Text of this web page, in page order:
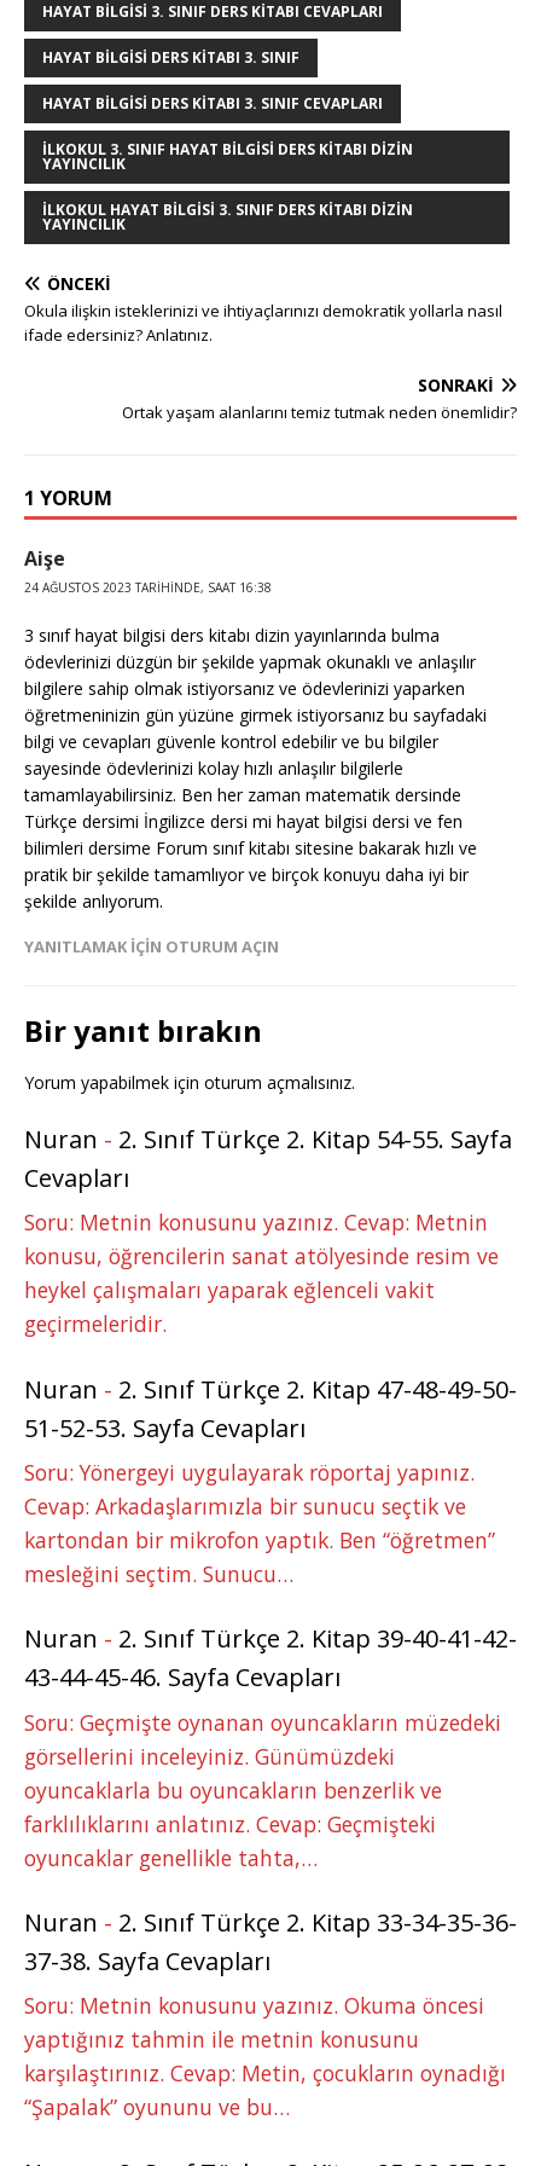
HAYAT BILGISI 3. SINIF DERS KITABI CEVAPLARI
HAYAT BILGISI DERS KITABI 3. SINIF
HAYAT BILGISI DERS KITABI 3. SINIF CEVAPLARI
ILKOKUL 3. SINIF HAYAT BILGISI DERS KITABI DIZIN
YAYINCILIK
ILKOKUL HAYAT BILGISI 3. SINIF DERS KITABI DIZIN
YAYINCILIK
ÖNCEKI
Okula ilişkin isteklerinizi ve ihtiyaçlarınızı demokratik yollarla nasıl
ifade edersiniz? Anlatınız.
SONRAKI
Ortak yaşam alanlarını temiz tutmak neden önemlidir?
1 YORUM
Aişe
24 AĞUSTOS 2023 TARIHINDE, SAAT 16:38
3 sınıf hayat bilgisi ders kitabı dizin yayınlarında bulma
ödevlerinizi düzgün bir şekilde yapmak okunaklı ve anlaşılır
bilgilere sahip olmak istiyorsanız ve ödevlerinizi yaparken
öğretmeninizin gün yüzüne girmek istiyorsanız bu sayfadaki
bilgi ve cevapları güvenle kontrol edebilir ve bu bilgiler
sayesinde ödevlerinizi kolay hızlı anlaşılır bilgilerle
tamamlayabilirsiniz. Ben her zaman matematik dersinde
Türkçe dersimi İngilizce dersi mi hayat bilgisi dersi ve fen
bilimleri dersime Forum sınıf kitabı sitesine bakarak hızlı ve
pratik bir şekilde tamamlıyor ve birçok konuyu daha iyi bir
şekilde anlıyorum.
YANITLAMAK IÇIN OTURUM AÇIN
Bir yanıt bırakın
Yorum yapabilmek için oturum açmalısınız.
Nuran - 2. Sınıf Türkçe 2. Kitap 54-55. Sayfa
Cevapları
Soru: Metnin konusunu yazınız. Cevap: Metnin
konusu, öğrencilerin sanat atölyesinde resim ve
heykel çalışmaları yaparak eğlenceli vakit
geçirmeleridir.
Nuran - 2. Sınıf Türkçe 2. Kitap 47-48-49-50-
51-52-53. Sayfa Cevapları
Soru: Yönergeyi uygulayarak röportaj yapınız.
Cevap: Arkadaşlarımızla bir sunucu seçtik ve
kartondan bir mikrofon yaptık. Ben “öğretmen”
mesleğini seçtim. Sunucu…
Nuran - 2. Sınıf Türkçe 2. Kitap 39-40-41-42-
43-44-45-46. Sayfa Cevapları
Soru: Geçmişte oynanan oyuncakların müzedeki
görsellerini inceleyiniz. Günümüzdeki
oyuncaklarla bu oyuncakların benzerlik ve
farklılıklarını anlatınız. Cevap: Geçmişteki
oyuncaklar genellikle tahta,…
Nuran - 2. Sınıf Türkçe 2. Kitap 33-34-35-36-
37-38. Sayfa Cevapları
Soru: Metnin konusunu yazınız. Okuma öncesi
yaptığınız tahmin ile metnin konusunu
karşılaştırınız. Cevap: Metin, çocukların oynadığı
“Şapalak” oyununu ve bu…